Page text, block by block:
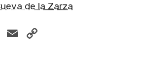
de la Zarza
Facebook
Email